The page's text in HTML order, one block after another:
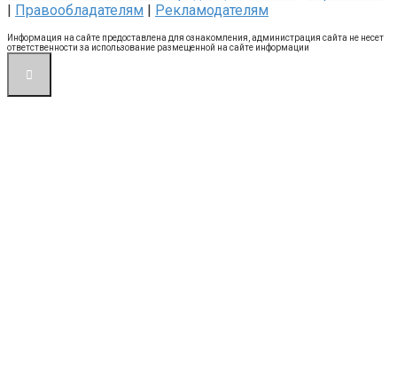
| Правообладателям | Рекламодателям
Информация на сайте предоставлена для ознакомления, администрация сайта не несет
ответственности за использование размещенной на сайте информации